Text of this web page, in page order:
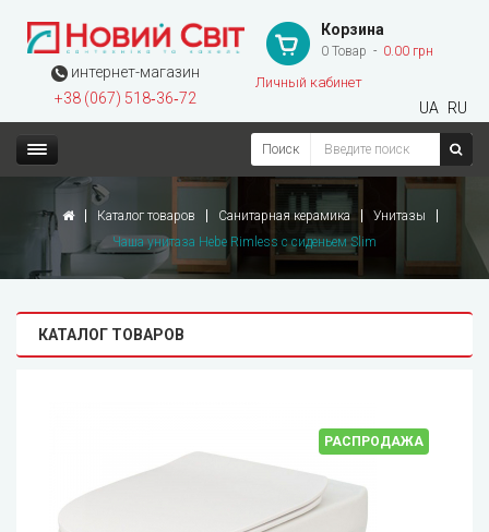
интернет-магазин
+38 (067) 518‑36‑72
Корзина
0 Товар 0.00 грн
Личный кабинет
UA RU
Поиск
Каталог товаров Санитарная керамика
Унитазы
Чаша унитаза Hebe Rimless с сиденьем Slim
КАТАЛОГ ТОВАРОВ
РАСПРОДАЖА